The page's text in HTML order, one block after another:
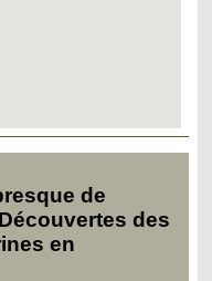
de
des
en